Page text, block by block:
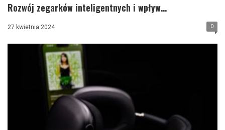
Rozwój zegarków inteligentnych i wpływ...
27 kwietnia 2024 0